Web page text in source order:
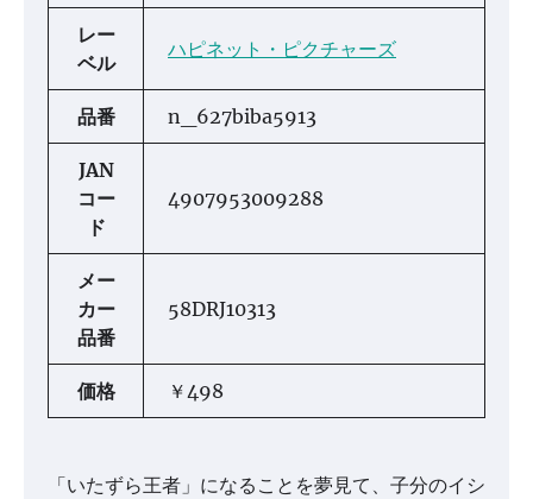
レー
ベル
ハピネット・ピクチャーズ
品番 n_627biba5913
JAN
コー
ド
4907953009288
メー
カー
品番
58DRJ10313
価格 ￥498
「いたずら王者」になることを夢見て、子分のイシ